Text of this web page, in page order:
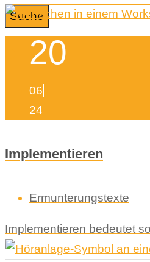
Suche
20
06
24
Implementieren
Ermunterungstexte
Implementieren bedeutet